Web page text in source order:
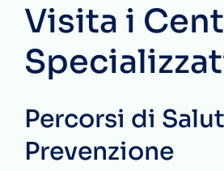
Visita i
Percorsi di
Prevenzione